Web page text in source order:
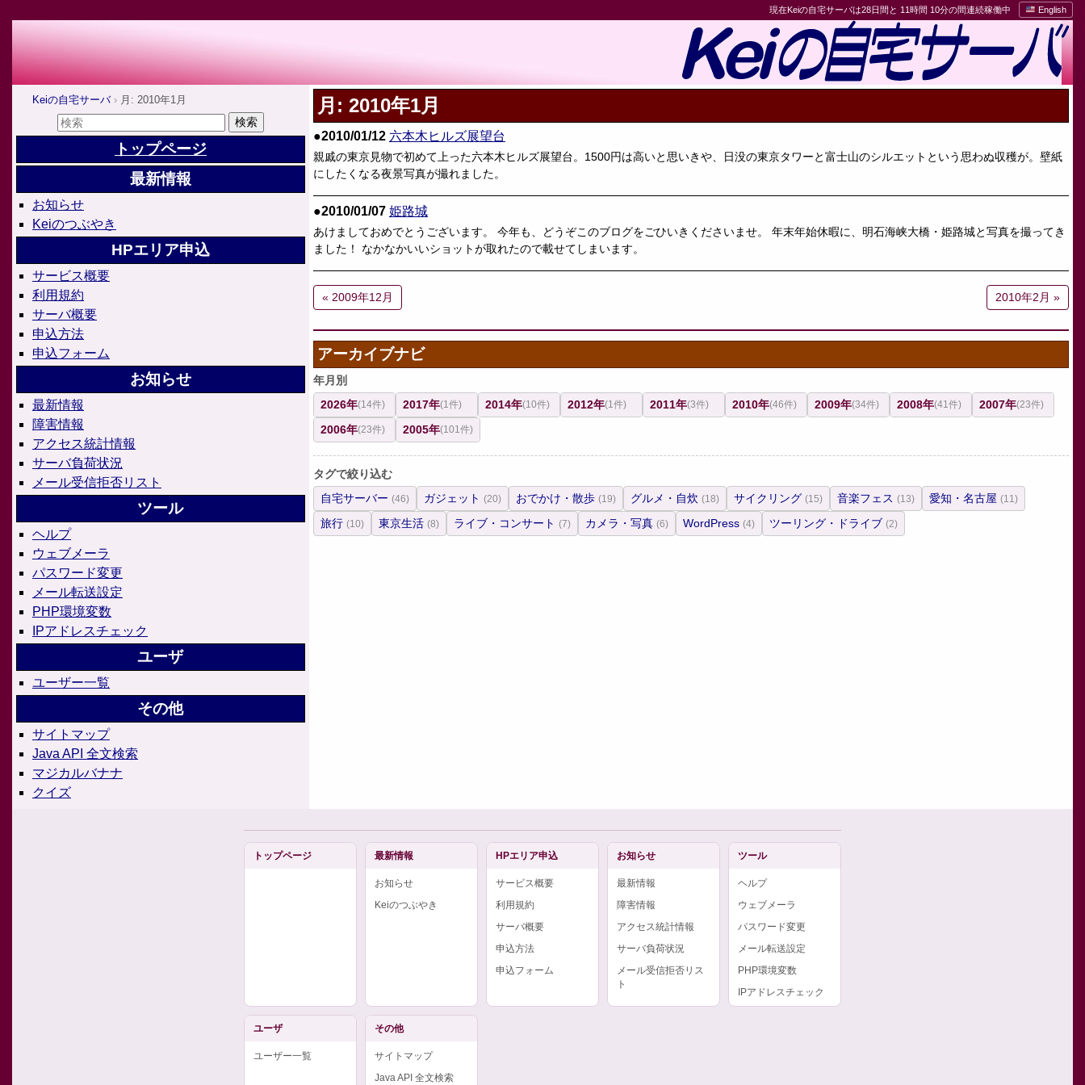
現在Keiの自宅サーバは28日間と 11時間 10分の間連続稼働中 English
Keiの自宅サーバ 月: 2010年1月
トップページ
最新情報
お知らせ
Keiのつぶやき
HPエリア申込
サービス概要
利用規約
サーバ概要
申込方法
申込フォーム
お知らせ
最新情報
障害情報
アクセス統計情報
サーバ負荷状況
メール受信拒否リスト
ツール
ヘルプ
ウェブメーラ
パスワード変更
メール転送設定
PHP環境変数
IPアドレスチェック
ユーザ
ユーザー一覧
その他
サイトマップ
Java API 全文検索
マジカルバナナ
クイズ
月: 2010年1月
●2010/01/12 六本木ヒルズ展望台
親戚の東京見物で初めて上った六本木ヒルズ展望台。1500円は高いと思いきや、日没の東京タワーと富士山のシルエットという思わぬ収穫が。壁紙
にしたくなる夜景写真が撮れました。
●2010/01/07 姫路城
あけましておめでとうございます。 今年も、どうぞこのブログをごひいきくださいませ。 年末年始休暇に、明石海峡大橋・姫路城と写真を撮ってき
ました！ なかなかいいショットが取れたので載せてしまいます。
« 2009年12月 2010年2月 »
アーカイブナビ
年月別
2026年(14件) 2017年(1件) 2014年(10件) 2012年(1件) 2011年(3件) 2010年(46件) 2009年(34件) 2008年(41件) 2007年(23件)
2006年(23件) 2005年(101件)
タグで絞り込む
自宅サーバー (46) ガジェット (20) おでかけ・散歩 (19) グルメ・自炊 (18) サイクリング (15) 音楽フェス (13) 愛知・名古屋 (11)
旅行 (10) 東京生活 (8) ライブ・コンサート (7) カメラ・写真 (6) WordPress (4) ツーリング・ドライブ (2)
トップページ 最新情報
お知らせ
Keiのつぶやき
HPエリア申込
サービス概要
利用規約
サーバ概要
申込方法
申込フォーム
お知らせ
最新情報
障害情報
アクセス統計情報
サーバ負荷状況
メール受信拒否リス
ト
ツール
ヘルプ
ウェブメーラ
パスワード変更
メール転送設定
PHP環境変数
IPアドレスチェック
ユーザ
ユーザー一覧
その他
サイトマップ
Java API 全文検索